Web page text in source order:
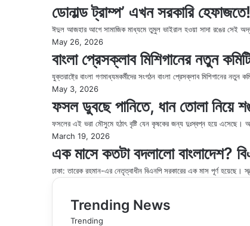
ডোনাল্ড ট্রাম্প’ এখন সরকারি
ঈদুল আজহার আগে সামাজিক মাধ্যমে তুমুল ভাইরাল হওয়া সাদা রঙের সেই
May 26, 2026
বাংলা প্রেসক্লাব মিশিগানের নতুন
যুক্তরাষ্ট্রে বাংলা গণমাধ্যমকর্মীদের সংগঠন বাংলা প্রেসক্লাব মিশিগানের
May 3, 2026
ফসল ডুবছে পানিতে, ধান তোলা নিয়ে
ফসলের এই ভরা মৌসুমে হঠাৎ বৃষ্টি যেন কৃষকের জন্য দুঃস্বপ্ন হয়ে এসেছে।
March 19, 2026
এক মাসে কতটা বদলালো বাংলাদেশ?
ঢাকা: তারেক রহমান-এর নেতৃত্বাধীন বিএনপি সরকারের এক মাস পূর্ণ হয়েছে।
Trending News
Trending